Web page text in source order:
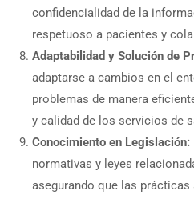
confidencialidad de la
respetuoso a pacientes y
Adaptabilidad y Solución de
adaptarse a cambios en el
problemas de manera
y calidad de los servicios de
Conocimiento en Legislación:
normativas y leyes
asegurando que las